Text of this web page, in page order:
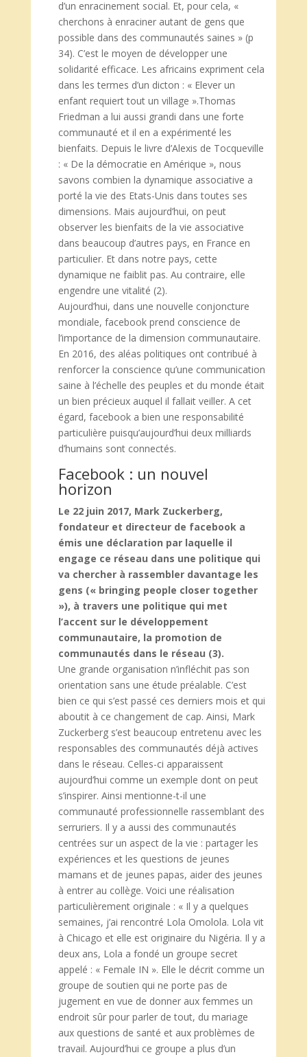
d’un enracinement social. Et, pour cela, «
cherchons à enraciner autant de gens que
possible dans des communautés saines » (p
34). C’est le moyen de développer une
solidarité efficace. Les africains expriment cela
dans les termes d’un dicton : « Elever un
enfant requiert tout un village ».Thomas
Friedman a lui aussi grandi dans une forte
communauté et il en a expérimenté les
bienfaits. Depuis le livre d’Alexis de Tocqueville
: « De la démocratie en Amérique », nous
savons combien la dynamique associative a
porté la vie des Etats-Unis dans toutes ses
dimensions. Mais aujourd’hui, on peut
observer les bienfaits de la vie associative
dans beaucoup d’autres pays, en France en
particulier. Et dans notre pays, cette
dynamique ne faiblit pas. Au contraire, elle
engendre une vitalité (2).
Aujourd’hui, dans une nouvelle conjoncture
mondiale, facebook prend conscience de
l’importance de la dimension communautaire.
En 2016, des aléas politiques ont contribué à
renforcer la conscience qu’une communication
saine à l’échelle des peuples et du monde était
un bien précieux auquel il fallait veiller. A cet
égard, facebook a bien une responsabilité
particulière puisqu’aujourd’hui deux milliards
d’humains sont connectés.
Facebook : un nouvel
horizon
Le 22 juin 2017, Mark Zuckerberg,
fondateur et directeur de facebook a
émis une déclaration par laquelle il
engage ce réseau dans une politique qui
va chercher à rassembler davantage les
gens (« bringing people closer together
»), à travers une politique qui met
l’accent sur le développement
communautaire, la promotion de
communautés dans le réseau (3).
Une grande organisation n’infléchit pas son
orientation sans une étude préalable. C’est
bien ce qui s’est passé ces derniers mois et qui
aboutit à ce changement de cap. Ainsi, Mark
Zuckerberg s’est beaucoup entretenu avec les
responsables des communautés déjà actives
dans le réseau. Celles-ci apparaissent
aujourd’hui comme un exemple dont on peut
s’inspirer. Ainsi mentionne-t-il une
communauté professionnelle rassemblant des
serruriers. Il y a aussi des communautés
centrées sur un aspect de la vie : partager les
expériences et les questions de jeunes
mamans et de jeunes papas, aider des jeunes
à entrer au collège. Voici une réalisation
particulièrement originale : « Il y a quelques
semaines, j’ai rencontré Lola Omolola. Lola vit
à Chicago et elle est originaire du Nigéria. Il y a
deux ans, Lola a fondé un groupe secret
appelé : « Female IN ». Elle le décrit comme un
groupe de soutien qui ne porte pas de
jugement en vue de donner aux femmes un
endroit sûr pour parler de tout, du mariage
aux questions de santé et aux problèmes de
travail. Aujourd’hui ce groupe a plus d’un